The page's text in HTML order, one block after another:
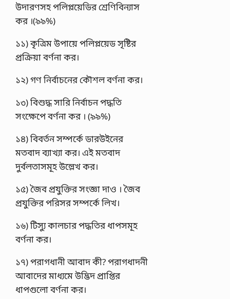
উদারণসহ পলিপ্লয়েডির শ্রেণিবিন্যাস
কর ।(৯৯%)
১১) কৃত্রিম উপায়ে পলিপ্লয়েড সৃষ্টির
প্রক্রিয়া বর্ণনা কর।
১২) গণ নির্বাচনের কৌশল বর্ণনা কর।
১৩) বিশুদ্ধ সারি নির্বাচন পদ্ধতি
সংক্ষেপে বর্ণনা কর । (৯৯%)
১৪) বিবর্তন সম্পর্কে ডারউইনের
মতবাদ ব্যাখ্যা কর। এই মতবাদ
দুর্বলতাসমূহ উল্লেখ কর।
১৫) জৈব প্রযুক্তির সংজ্ঞা দাও । জৈব
প্রযুক্তির পরিসর সম্পর্কে লিখ।
১৬) টিস্যু কালচার পদ্ধতির ধাপসমূহ
বর্ণনা কর।
১৭) পরাগধানী আবাদ কী? পরাগধাদনী
আবাদের মাধ্যমে উদ্ভিদ প্রাপ্তির
ধাপগুলাে বর্ণনা কর।